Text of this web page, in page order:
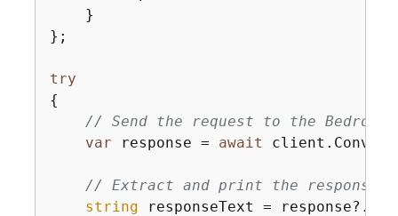
    }
};
try
{
// Send the request to the
var response = await
// Extract and print the response
string responseText =